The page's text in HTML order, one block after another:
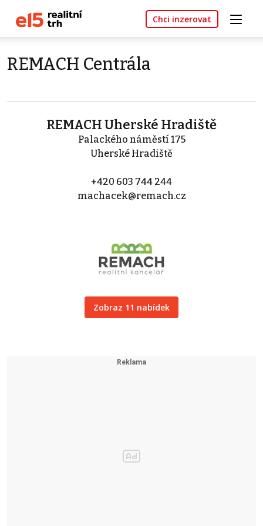
Chci inzerovat
REMACH Centrála
REMACH Uherské Hradiště
Palackého náměstí 175
Uherské Hradiště
+420 603 744 244
machacek@remach.cz
Zobraz 11 nabídek